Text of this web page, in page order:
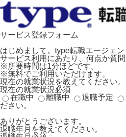
サービス登録フォーム
はじめまして。type転職エージェン
サービス利用にあたり、何点か質
※所要時間は1分ほどです。
※無料でご利用いただけます。
現在の就業状況を教えてください。
現在の就業状況必須
在職中
離職中 退職予定
ださい。
ありがとうございます。
退職年月を教えてください。